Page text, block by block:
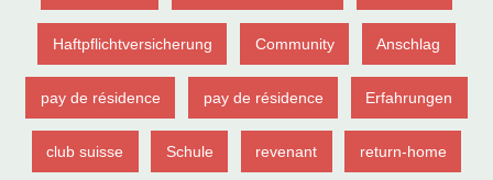
Haftpflichtversicherung Community Anschlag
pay de résidence pay de résidence Erfahrungen
club suisse Schule revenant return-home